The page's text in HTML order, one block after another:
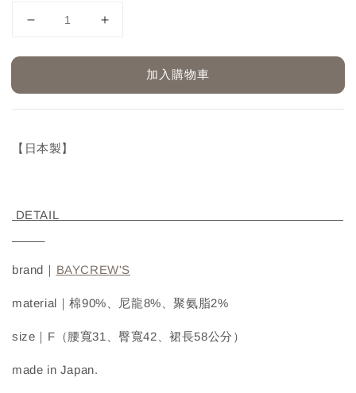
加入購物車
【日本製】
DETAIL
brand｜ BAYCREW'S
material｜棉90%、尼龍8%、聚氨脂2%
size｜F（腰寬31、臀寬42、裙長58公分）
made in Japan.